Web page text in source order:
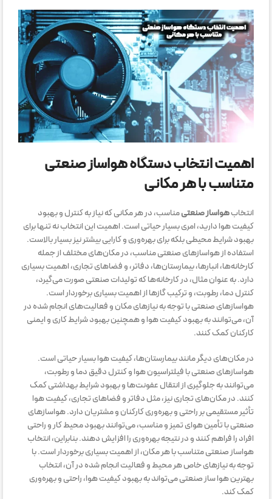
اهمیت انتخاب دستگاه هواساز صنعتی
متناسب با هر مکانی
انتخابهواساز صنعتیمناسب، در هر مکانی که نیاز به کنترل و بهبود
کیفیت هوا دارید، امری بسیار حیاتی است. اهمیت این انتخاب نه تنها برای
بهبود شرایط محیطی بلکه برای بهره‌وری و کارایی بیشتر نیز بسیار بالاست.
استفاده از هواسازهای صنعتی مناسب، در مکان‌های مختلف از جمله
کارخانه‌ها، انبارها، بیمارستان‌ها، دفاتر، و فضاهای تجاری، اهمیت بسیاری
دارد. به عنوان مثال، در کارخانه‌ها که تولیدات صنعتی صورت می‌گیرد،
کنترل دما، رطوبت، و ترکیب گازها از اهمیت بسیاری برخوردار است.
هواسازهای صنعتی با توجه به نیازهای مکان و فعالیت‌های انجام شده در
آن، می‌توانند به بهبود کیفیت هوا و همچنین بهبود شرایط کاری و ایمنی
کارکنان کمک کنند.
در مکان‌های دیگر مانند بیمارستان‌ها، کیفیت هوا بسیار حیاتی است.
هواسازهای صنعتی با فیلتراسیون هوا و کنترل دقیق دما و رطوبت،
می‌توانند به جلوگیری از انتقال عفونت‌ها و بهبود شرایط بهداشتی کمک
کنند. در مکان‌های تجاری نیز، مثل دفاتر و فضاهای تجاری، کیفیت هوا
تأثیر مستقیمی بر راحتی و بهره‌وری کارکنان و مشتریان دارد. هواسازهای
صنعتی با تأمین هوای تمیز و مناسب، می‌توانند بهبود محیط کار و راحتی
افراد را فراهم کنند و در نتیجه بهره‌وری را افزایش دهند. بنابراین، انتخاب
هواساز صنعتی متناسب با هر مکان، از اهمیت بسیاری برخوردار است. با
توجه به نیازهای خاص هر محیط و فعالیت انجام شده در آن، انتخاب
بهترین هوا ساز صنعتی می‌تواند به بهبود کیفیت هوا، راحتی و بهره‌وری
کمک کند.